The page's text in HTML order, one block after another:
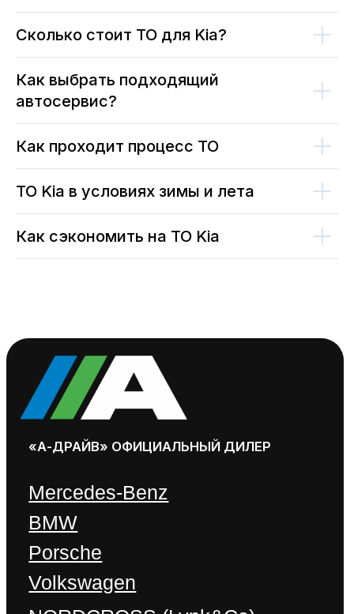
Сколько стоит ТО для Kia?
Как выбрать подходящий
автосервис?
Как проходит процесс ТО
ТО Kia в условиях зимы и лета
Как сэкономить на ТО Kia